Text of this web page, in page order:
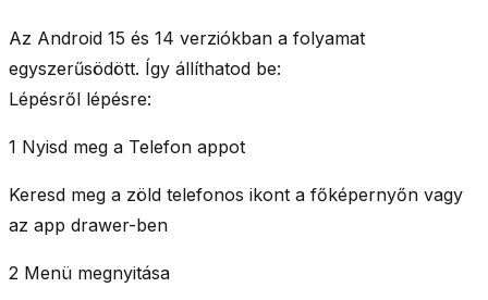
Az Android 15 és 14 verziókban a folyamat
egyszerűsödött. Így állíthatod be:
Lépésről lépésre:
1 Nyisd meg a Telefon appot
Keresd meg a zöld telefonos ikont a főképernyőn vagy
az app drawer-ben
2 Menü megnyitása